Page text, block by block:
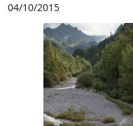
04/10/2015